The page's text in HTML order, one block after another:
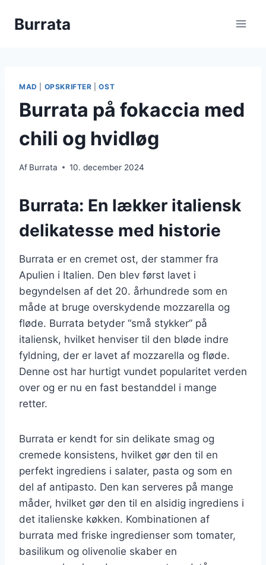
Burrata
MAD OPSKRIFTER |OST
Burrata på fokaccia med
chili og hvidløg
Af Burrata 10. december 2024
Burrata: En lækker italiensk
delikatesse med historie
Burrata er en cremet ost, der stammer fra
Apulien i Italien. Den blev først lavet i
begyndelsen af det 20. århundrede som en
måde at bruge overskydende mozzarella og
fløde. Burrata betyder “små stykker” på
italiensk, hvilket henviser til den bløde indre
fyldning, der er lavet af mozzarella og fløde.
Denne ost har hurtigt vundet popularitet verden
over og er nu en fast bestanddel i mange
retter.
Burrata er kendt for sin delikate smag og
cremede konsistens, hvilket gør den til en
perfekt ingrediens i salater, pasta og som en
del af antipasto. Den kan serveres på mange
måder, hvilket gør den til en alsidig ingrediens i
det italienske køkken. Kombinationen af
burrata med friske ingredienser som tomater,
basilikum og olivenolie skaber en